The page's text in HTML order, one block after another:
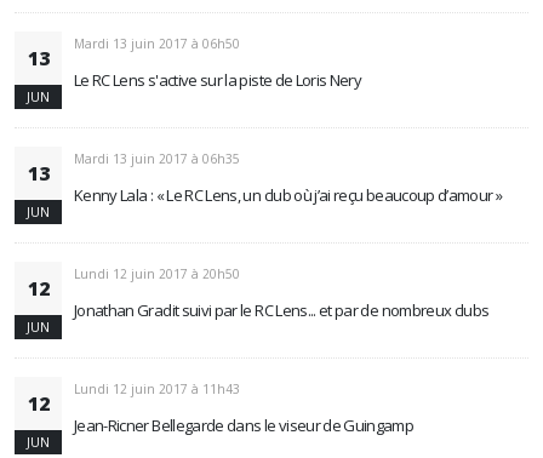
13
JUN
Mardi 13 juin 2017 à 06h50
Le RC Lens s'active sur la piste de Loris Nery
13
JUN
Mardi 13 juin 2017 à 06h35
Kenny Lala : « Le RC Lens, un club où j’ai reçu beaucoup d’amour »
12
JUN
Lundi 12 juin 2017 à 20h50
Jonathan Gradit suivi par le RC Lens... et par de nombreux clubs
12
JUN
Lundi 12 juin 2017 à 11h43
Jean-Ricner Bellegarde dans le viseur de Guingamp